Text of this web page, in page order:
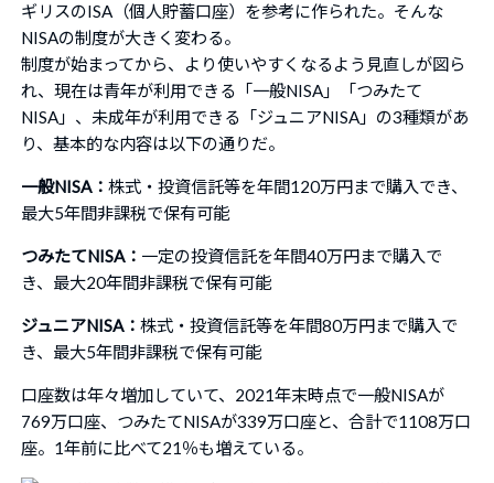
ギリスのISA（個人貯蓄口座）を参考に作られた。そんな
NISAの制度が大きく変わる。
制度が始まってから、より使いやすくなるよう見直しが図ら
れ、現在は青年が利用できる「一般NISA」「つみたて
NISA」、未成年が利用できる「ジュニアNISA」の3種類があ
り、基本的な内容は以下の通りだ。
一般NISA： 株式・投資信託等を年間120万円まで購入でき、
最大5年間非課税で保有可能
つみたてNISA： 一定の投資信託を年間40万円まで購入で
き、最大20年間非課税で保有可能
ジュニアNISA： 株式・投資信託等を年間80万円まで購入で
き、最大5年間非課税で保有可能
口座数は年々増加していて、2021年末時点で一般NISAが
769万口座、つみたてNISAが339万口座と、合計で1108万口
座。1年前に比べて21％も増えている。